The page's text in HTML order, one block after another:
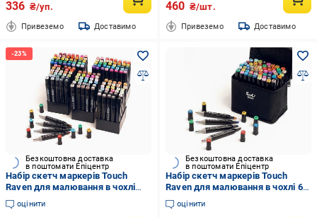
336 ₴/уп.
Привеземо Доставимо
460 ₴/шт.
Привеземо Доставимо
Безкоштовна доставка
в поштомати Епіцентр
Набір скетч маркерів Touch
Raven для малювання в чохлі
альбом А5 у подарунок 60
кольорів
оцінити
Безкоштовна доставка
в поштомати Епіцентр
Набір скетч маркерів Touch
Raven для малювання в чохлі 60
кольорів (199)
оцінити